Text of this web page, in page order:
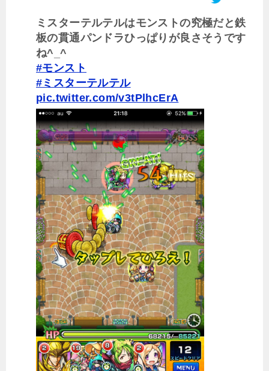
ミスターテルテルはモンストの究極だと鉄
板の貫通パンドラひっぱりが良さそうです
ね^_^
#モンスト
#ミスターテルテル
pic.twitter.com/v3tPlhcErA